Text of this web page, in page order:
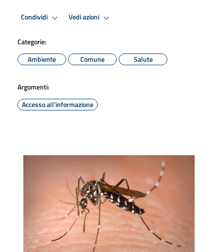
Condividi Vedi azioni
Categorie:
Ambiente
Comune Salute
Argomenti:
Accesso all'informazione